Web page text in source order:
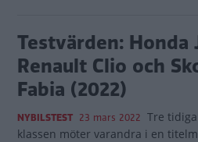
Testvärden: Honda
Renault Clio och
Fabia (2022)
NYBILSTEST 23 mars 2022 Tre
klassen möter varandra i en